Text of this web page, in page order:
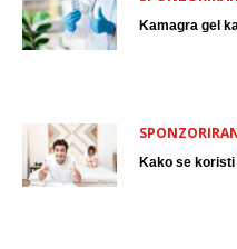
Kamagra gel
Kako se